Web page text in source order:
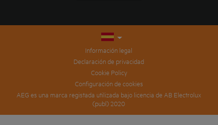
Información legal
Declaración de privacidad
Cookie Policy
Configuración de cookies
AEG es una marca registada utilizada bajo licencia de AB Electrolux
(publ) 2020